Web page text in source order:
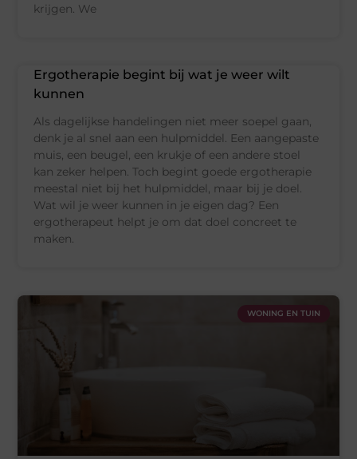
krijgen. We
Ergotherapie begint bij wat je weer wilt
kunnen
Als dagelijkse handelingen niet meer soepel gaan,
denk je al snel aan een hulpmiddel. Een aangepaste
muis, een beugel, een krukje of een andere stoel
kan zeker helpen. Toch begint goede ergotherapie
meestal niet bij het hulpmiddel, maar bij je doel.
Wat wil je weer kunnen in je eigen dag? Een
ergotherapeut helpt je om dat doel concreet te
maken.
WONING EN TUIN